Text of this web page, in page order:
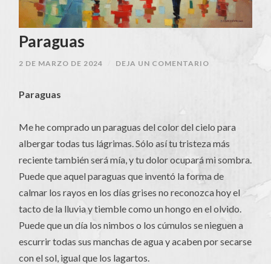
Paraguas
2 DE MARZO DE 2024 DEJA UN COMENTARIO
Paraguas
Me he comprado un paraguas del color del cielo para
albergar todas tus lágrimas. Sólo así tu tristeza más
reciente también será mía, y tu dolor ocupará mi sombra.
Puede que aquel paraguas que inventó la forma de
calmar los rayos en los días grises no reconozca hoy el
tacto de la lluvia y tiemble como un hongo en el olvido.
Puede que un día los nimbos o los cúmulos se nieguen a
escurrir todas sus manchas de agua y acaben por secarse
con el sol, igual que los lagartos.